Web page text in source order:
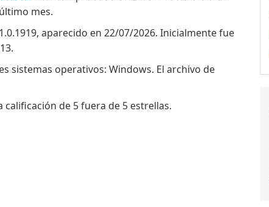
mes.
aparecido en 22/07/2026. Inicialmente fue
sistemas operativos: Windows. El archivo de
calificación de 5 fuera de 5 estrellas.